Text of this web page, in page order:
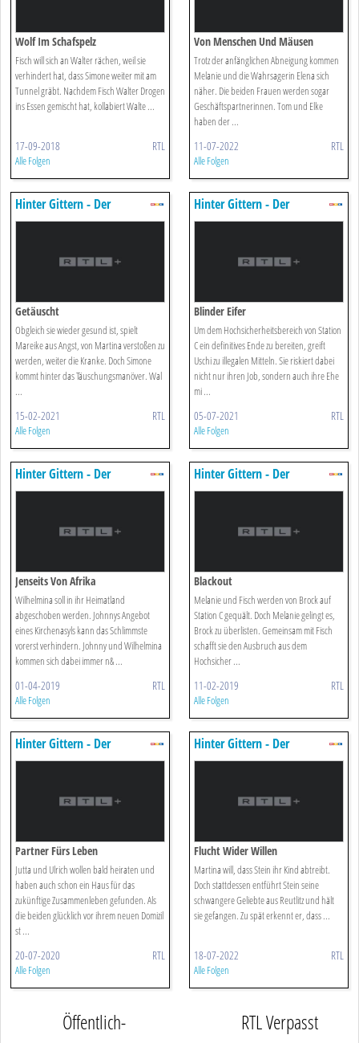
Wolf Im Schafspelz
Fisch will sich an Walter rächen, weil sie
verhindert hat, dass Simone weiter mit am
Tunnel gräbt. Nachdem Fisch Walter Drogen
ins Essen gemischt hat, kollabiert Walte ...
17-09-2018 RTL
Alle Folgen
Von Menschen Und Mäusen
Trotz der anfänglichen Abneigung kommen
Melanie und die Wahrsagerin Elena sich
näher. Die beiden Frauen werden sogar
Geschäftspartnerinnen. Tom und Elke
haben der ...
11-07-2022 RTL
Alle Folgen
Hinter Gittern - Der
Frauenknast
Getäuscht
Obgleich sie wieder gesund ist, spielt
Mareike aus Angst, von Martina verstoßen zu
werden, weiter die Kranke. Doch Simone
kommt hinter das Täuschungsmanöver. Wal
...
15-02-2021 RTL
Alle Folgen
Hinter Gittern - Der
Frauenknast
Blinder Eifer
Um dem Hochsicherheitsbereich von Station
C ein definitives Ende zu bereiten, greift
Uschi zu illegalen Mitteln. Sie riskiert dabei
nicht nur ihren Job, sondern auch ihre Ehe
mi ...
05-07-2021 RTL
Alle Folgen
Hinter Gittern - Der
Frauenknast
Jenseits Von Afrika
Wilhelmina soll in ihr Heimatland
abgeschoben werden. Johnnys Angebot
eines Kirchenasyls kann das Schlimmste
vorerst verhindern. Johnny und Wilhelmina
kommen sich dabei immer n& ...
01-04-2019 RTL
Alle Folgen
Hinter Gittern - Der
Frauenknast
Blackout
Melanie und Fisch werden von Brock auf
Station C gequält. Doch Melanie gelingt es,
Brock zu überlisten. Gemeinsam mit Fisch
schafft sie den Ausbruch aus dem
Hochsicher ...
11-02-2019 RTL
Alle Folgen
Hinter Gittern - Der
Frauenknast
Partner Fürs Leben
Jutta und Ulrich wollen bald heiraten und
haben auch schon ein Haus für das
zukünftige Zusammenleben gefunden. Als
die beiden glücklich vor ihrem neuen Domizil
st ...
20-07-2020 RTL
Alle Folgen
Hinter Gittern - Der
Frauenknast
Flucht Wider Willen
Martina will, dass Stein ihr Kind abtreibt.
Doch stattdessen entführt Stein seine
schwangere Geliebte aus Reutlitz und hält
sie gefangen. Zu spät erkennt er, dass ...
18-07-2022 RTL
Alle Folgen
Öffentlich-
RTL Verpasst